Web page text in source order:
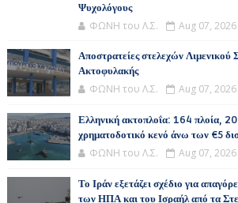
Ψυχολόγους
ΦΩΝΗ του Λ.Σ. Aug 07, 2026
Αποστρατείες στελεχών Λιμενικού
Ακτοφυλακής
ΦΩΝΗ του Λ.Σ. Aug 07, 2026
Ελληνική ακτοπλοΐα: 164 πλοία, 20
χρηματοδοτικό κενό άνω των €5
ΦΩΝΗ του Λ.Σ. Aug 07, 2026
Το Ιράν εξετάζει σχέδιο για
των ΗΠΑ και του Ισραήλ από τα